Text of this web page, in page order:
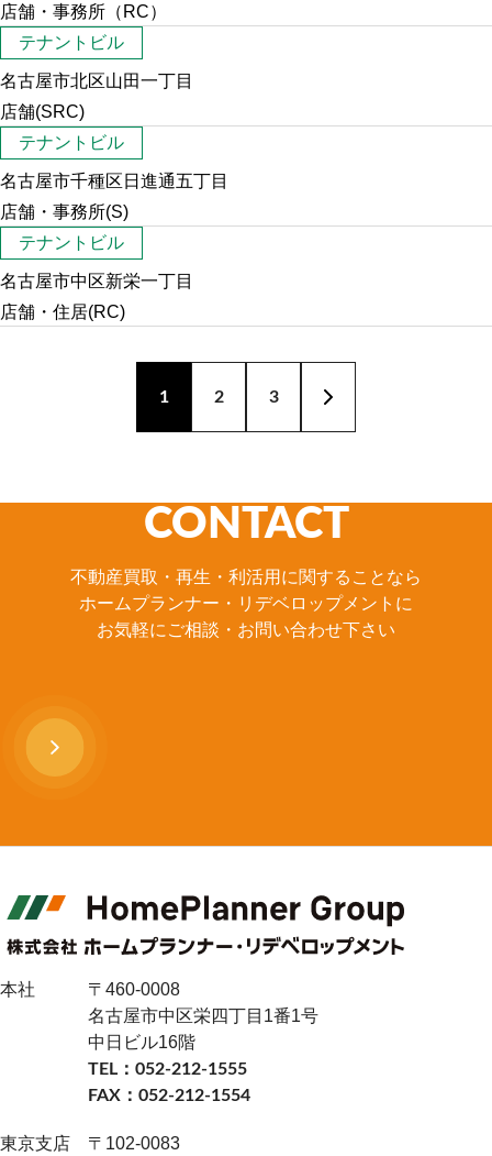
店舗・事務所（RC）
テナントビル
名古屋市北区山田一丁目
店舗(SRC)
テナントビル
名古屋市千種区日進通五丁目
店舗・事務所(S)
テナントビル
名古屋市中区新栄一丁目
店舗・住居(RC)
1 2 3
CONTACT
不動産買取・再生・利活用に関することなら
ホームプランナー・リデベロップメントに
お気軽にご相談・お問い合わせ下さい
本社
〒460-0008
名古屋市中区栄四丁目1番1号
中日ビル16階
TEL：052-212-1555
FAX：052-212-1554
東京支店 〒102-0083